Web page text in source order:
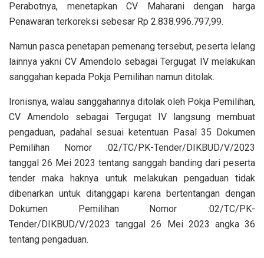
Perabotnya, menetapkan CV Maharani dengan harga
Penawaran terkoreksi sebesar Rp 2.838.996.797,99.
Namun pasca penetapan pemenang tersebut, peserta lelang
lainnya yakni CV Amendolo sebagai Tergugat IV melakukan
sanggahan kepada Pokja Pemilihan namun ditolak.
Ironisnya, walau sanggahannya ditolak oleh Pokja Pemilihan,
CV Amendolo sebagai Tergugat IV langsung membuat
pengaduan, padahal sesuai ketentuan Pasal 35 Dokumen
Pemilihan Nomor :02/TC/PK-Tender/DIKBUD/V/2023
tanggal 26 Mei 2023 tentang sanggah banding dari peserta
tender maka haknya untuk melakukan pengaduan tidak
dibenarkan untuk ditanggapi karena bertentangan dengan
Dokumen Pemilihan Nomor :02/TC/PK-
Tender/DIKBUD/V/2023 tanggal 26 Mei 2023 angka 36
tentang pengaduan.